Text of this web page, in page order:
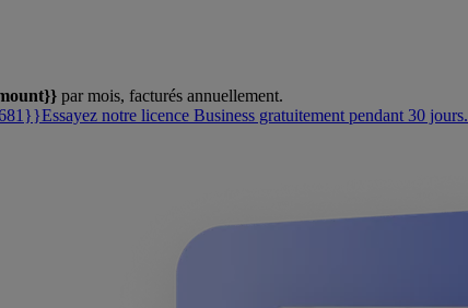
par mois, facturés annuellement.
notre licence Business gratuitement pendant 30 jours.